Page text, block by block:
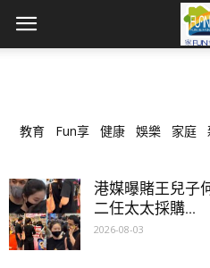
教育 Fun享 健康 娛樂 家庭
港媒曝賭王兒子
二任太太採購...
2026-08-03